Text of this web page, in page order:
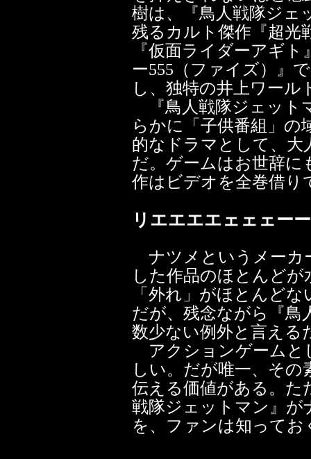
樹は、『鳥人戦隊ジェ
残るカルト傑作『超光
『仮面ライダーアギ
ー555（ファイズ）』
し、独特の井上ワー
『鳥人戦隊ジェット
らかに「子供番組」
的なドラマとして、大
だ。ゲームはお世辞に
作はビデオを全巻借り
リエエエエェェェー
ナツメというメーカ
した作品のほとんど
「外れ」がほとんど
だが、残念ながら『鳥
数少ない例外と言える
アクションゲームと
しい。だが唯一、そ
伝える価値がある。た
戦隊ジェットマン』
を、ファンは知ってお